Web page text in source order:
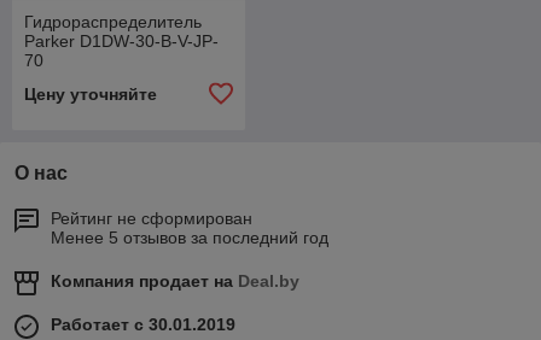
Гидрораспределитель
Parker D1DW-30-B-V-JP-
70
Цену уточняйте
О нас
Рейтинг не сформирован
Менее 5 отзывов за последний год
Компания продает на Deal.by
Работает с 30.01.2019